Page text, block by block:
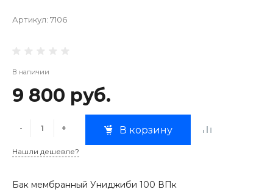
Артикул: 7106
В наличии
9 800 руб.
- + В корзину
Нашли дешевле?
Бак мембранный Униджиби 100 ВПк